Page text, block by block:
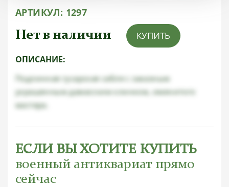
АРТИКУЛ: 1297
Нет в наличии КУПИТЬ
ОПИСАНИЕ:
Подлинная гусарская сабля с заказным
украшенным дамасским клинком, именитого
мастера.
ЕСЛИ ВЫ ХОТИТЕ КУПИТЬ
военный антиквариат прямо
сейчас